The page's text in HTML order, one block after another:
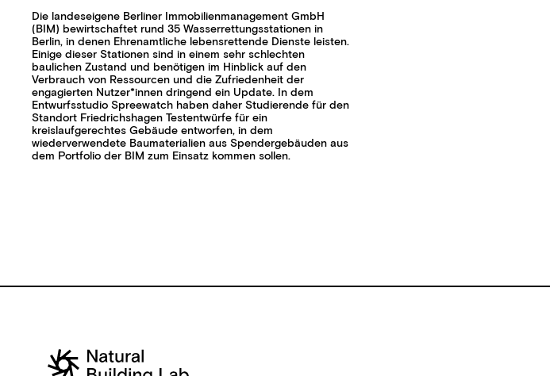
Die landeseigene Berliner Immobilienmanagement GmbH
(BIM) bewirtschaftet rund 35 Wasserrettungsstationen in
Berlin, in denen Ehrenamtliche lebensrettende Dienste leisten.
Einige dieser Stationen sind in einem sehr schlechten
baulichen Zustand und benötigen im Hinblick auf den
Verbrauch von Ressourcen und die Zufriedenheit der
engagierten Nutzer*innen dringend ein Update. In dem
Entwurfsstudio Spreewatch haben daher Studierende für den
Standort Friedrichshagen Testentwürfe für ein
kreislaufgerechtes Gebäude entworfen, in dem
wiederverwendete Baumaterialien aus Spendergebäuden aus
dem Portfolio der BIM zum Einsatz kommen sollen.